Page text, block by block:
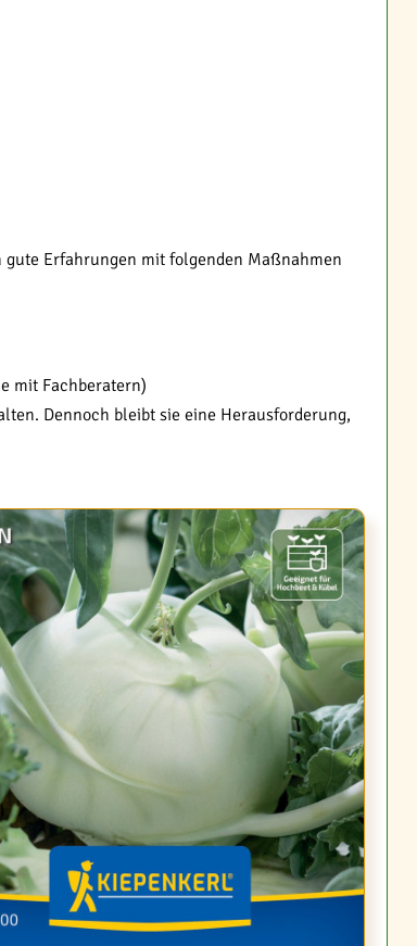
Erfahrungen mit folgenden Maßnahmen
mit Fachberatern)
Dennoch bleibt sie eine Herausforderung,